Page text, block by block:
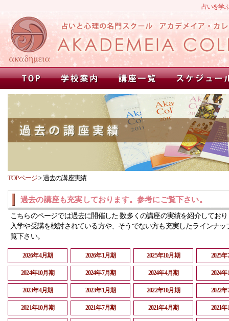
占いを学
TOPページ>過去の講座実績
過去の講座も充実しております。参考にご覧下さい。
こちらのページでは過去に開催した 数多くの講座の実績を紹介してお
入学や受講を検討されている方や、そうでない方も充実したラインナッ
覧下さい。
2026年4月期 2026年1月期 2025年10月期 2025
2024年10月期 2024年7月期 2024年4月期 2024
2023年4月期 2023年1月期 2022年10月期 2022
2021年10月期 2021年7月期 2021年4月期 2021